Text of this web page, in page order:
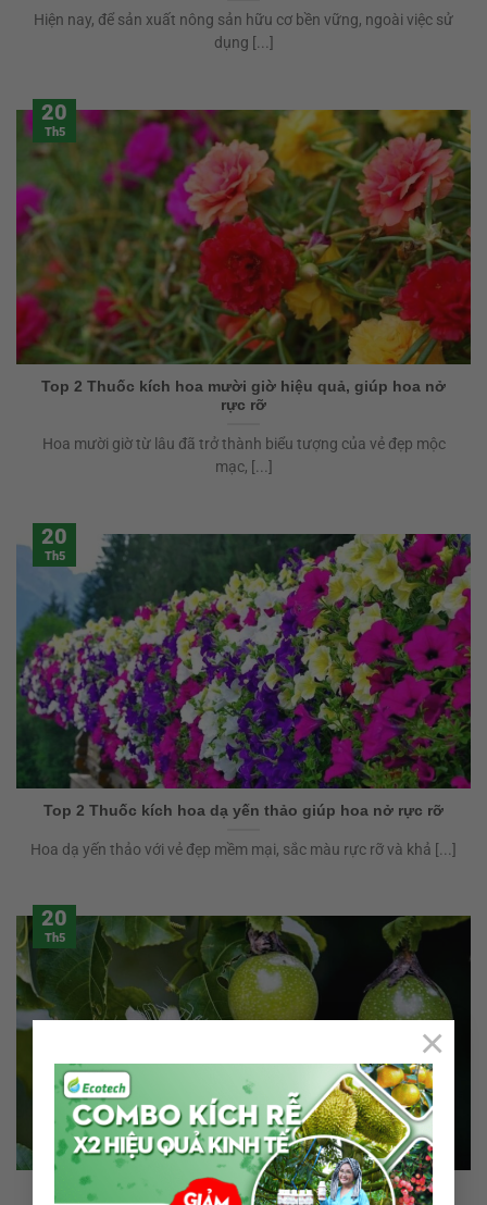
×
Hiện nay, để sản xuất nông sản hữu cơ bền vững, ngoài việc sử
dụng [...]
Top 2 Thuốc kích hoa mười giờ hiệu quả, giúp hoa nở
rực rỡ
Hoa mười giờ từ lâu đã trở thành biểu tượng của vẻ đẹp mộc
mạc, [...]
20
Th5
Top 2 Thuốc kích hoa dạ yến thảo giúp hoa nở rực rỡ
Hoa dạ yến thảo với vẻ đẹp mềm mại, sắc màu rực rỡ và khả [...]
20
Th5
Top 2 Thuốc kích hoa chanh dây ra hoa đồng loạt, đậu
20
Th5